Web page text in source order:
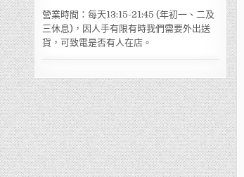
營業時間：每天13:15-21:45 (年初一、二及
三休息)，因人手有限有時我們需要外出送
貨，可致電是否有人在店。